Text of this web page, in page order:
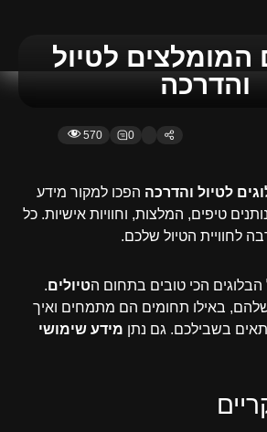
המומלצים לטיול
והדרכה
0
570
לטיול והדרכה הפכו למקור מידע
טיפים, המלצות, וחוויות אישיות. כל
לחוויית הטיול שלכם.
הכי טובים בתחום הטיולים.
באילו תחומים הם מתמחים ואיך
בשבילכם. גם נתן מידע שימושי